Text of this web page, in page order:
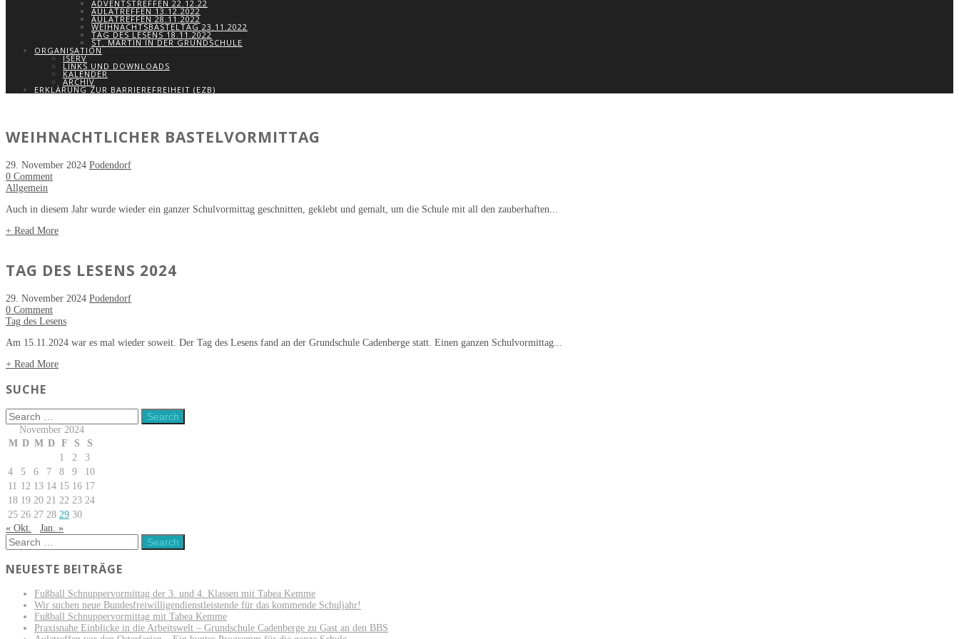
ADVENTSTREFFEN 22.12.22
AULATREFFEN 13.12.2022
AULATREFFEN 28.11.2022
WEIHNACHTSBASTELTAG 23.11.2022
TAG DES LESENS 18.11.2022
ST. MARTIN IN DER GRUNDSCHULE
ORGANISATION
ISERV
LINKS UND DOWNLOADS
KALENDER
ARCHIV
ERKLÄRUNG ZUR BARRIEREFREIHEIT (EZB)
WEIHNACHTLICHER BASTELVORMITTAG
29. November 2024 Podendorf
0 Comment
Allgemein
Auch in diesem Jahr wurde wieder ein ganzer Schulvormittag geschnitten, geklebt und gemalt, um die Schule mit all den zauberhaften...
+ Read More
TAG DES LESENS 2024
29. November 2024 Podendorf
0 Comment
Tag des Lesens
Am 15.11.2024 war es mal wieder soweit. Der Tag des Lesens fand an der Grundschule Cadenberge statt. Einen ganzen Schulvormittag...
+ Read More
SUCHE
November 2024
M D M D F S
S
1
2
3
4
5 6 7 8 9
10
11 12 13 14 15 16 17
18 19 20 21 22 23 24
25 26 27 28 29 30
« Okt.
Jan. »
NEUESTE BEITRÄGE
Fußball Schnuppervormittag der 3. und 4. Klassen mit Tabea Kemme
Wir suchen neue Bundesfreiwilligendienstleistende für das kommende Schuljahr!
Fußball Schnuppervormittag mit Tabea Kemme
Praxisnahe Einblicke in die Arbeitswelt – Grundschule Cadenberge zu Gast an den BBS